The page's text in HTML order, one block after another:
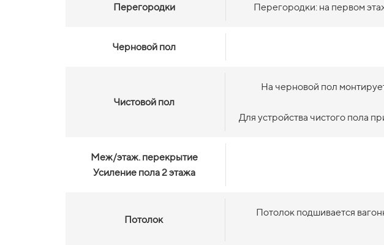
Перегородки Перегородки: на первом
Черновой пол
Чистовой пол
На черновой пол
Для устройства чистого пола
Меж/этаж. перекрытие
Усиление пола 2 этажа
Потолок
Потолок подшивается